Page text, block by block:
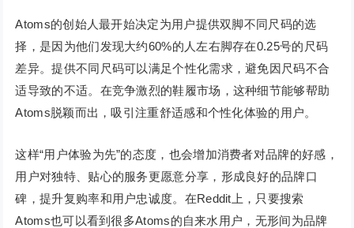
Atoms的创始人最开始决定为用户提供双脚不同尺码的选
择，是因为他们发现大约60%的人左右脚存在0.25号的尺码
差异。提供不同尺码可以满足个性化需求，避免因尺码不合
适导致的不适。在竞争激烈的鞋履市场，这种细节能够帮助
Atoms脱颖而出，吸引注重舒适感和个性化体验的用户。
这样“用户体验为先”的态度，也会增加消费者对品牌的好感，
用户对独特、贴心的服务更愿意分享，形成良好的品牌口
碑，提升复购率和用户忠诚度。在Reddit上，只要搜索
Atoms也可以看到很多Atoms的自来水用户，无形间为品牌